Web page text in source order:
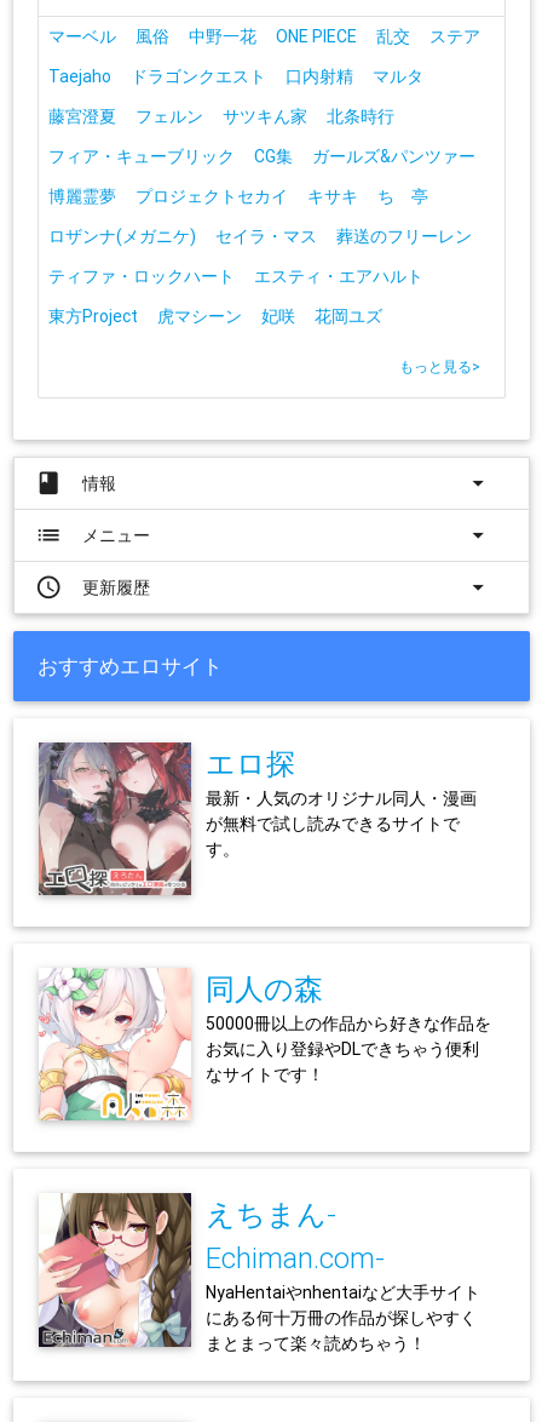
マーベル 風俗 中野一花 ONE PIECE 乱交
ステア
Taejaho
ドラゴンクエスト 口内射精
マルタ
藤宮澄夏
フェルン サツキん家
北条時行
フィア・キューブリック
CG集
ガールズ&パンツァー
博麗霊夢
プロジェクトセカイ キサキ
ち 亭
ロザンナ(メガニケ)
セイラ・マス
葬送のフリーレン
ティファ・ロックハート
エスティ・エアハルト
東方Project
虎マシーン 妃咲 花岡ユズ
もっと見る>
book 情報
arrow_drop_down
list
メニュー
arrow_drop_down
access_time
更新履歴 arrow_drop_down
おすすめエロサイト
エロ探
最新・人気のオリジナル同人・漫画
が無料で試し読みできるサイトで
す。
同人の森
50000冊以上の作品から好きな作品を
お気に入り登録やDLできちゃう便利
なサイトです！
えちまん-
Echiman.com-
NyaHentaiやnhentaiなど大手サイト
にある何十万冊の作品が探しやすく
まとまって楽々読めちゃう！